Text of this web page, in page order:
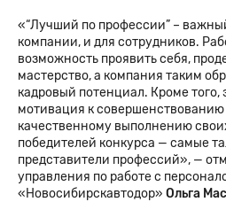
«“Лучший по профессии” –
компании, и для сотрудников.
возможность проявить себя,
мастерство, а компания таким
кадровый потенциал. Кроме того,
мотивация к
качественному выполнению
победителей конкурса — самые
представители профессий», —
управления по работе с
«Новосибирскавтодор» Ольга